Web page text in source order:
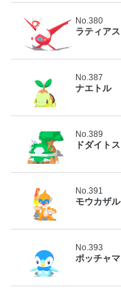
No.380
ラティアス
No.387
ナエトル
No.389
ドダイトス
No.391
モウカザル
No.393
ポッチャマ